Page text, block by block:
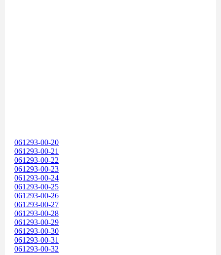
061293-00-20
061293-00-21
061293-00-22
061293-00-23
061293-00-24
061293-00-25
061293-00-26
061293-00-27
061293-00-28
061293-00-29
061293-00-30
061293-00-31
061293-00-32